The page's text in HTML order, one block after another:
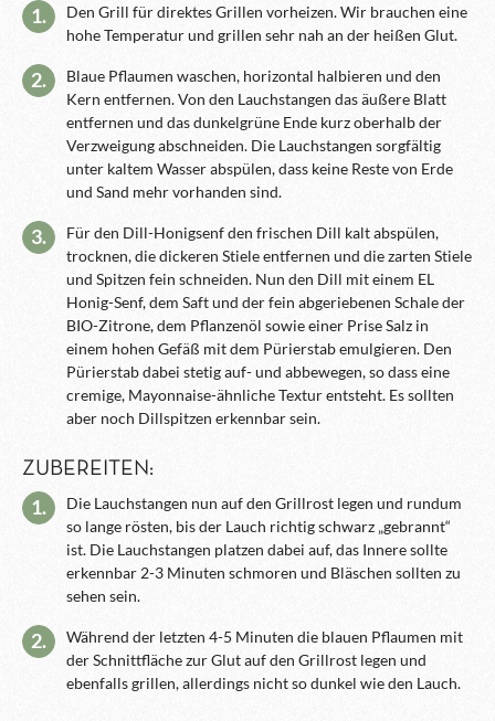
1.
Den Grill für direktes Grillen vorheizen. Wir brauchen eine
hohe Temperatur und grillen sehr nah an der heißen Glut.
2.
Blaue Pflaumen waschen, horizontal halbieren und den
Kern entfernen. Von den Lauchstangen das äußere Blatt
entfernen und das dunkelgrüne Ende kurz oberhalb der
Verzweigung abschneiden. Die Lauchstangen sorgfältig
unter kaltem Wasser abspülen, dass keine Reste von Erde
und Sand mehr vorhanden sind.
3.
Für den Dill-Honigsenf den frischen Dill kalt abspülen,
trocknen, die dickeren Stiele entfernen und die zarten Stiele
und Spitzen fein schneiden. Nun den Dill mit einem EL
Honig-Senf, dem Saft und der fein abgeriebenen Schale der
BIO-Zitrone, dem Pflanzenöl sowie einer Prise Salz in
einem hohen Gefäß mit dem Pürierstab emulgieren. Den
Pürierstab dabei stetig auf- und abbewegen, so dass eine
cremige, Mayonnaise-ähnliche Textur entsteht. Es sollten
aber noch Dillspitzen erkennbar sein.
ZUBEREITEN:
1.
Die Lauchstangen nun auf den Grillrost legen und rundum
so lange rösten, bis der Lauch richtig schwarz „gebrannt“
ist. Die Lauchstangen platzen dabei auf, das Innere sollte
erkennbar 2-3 Minuten schmoren und Bläschen sollten zu
sehen sein.
2.
Während der letzten 4-5 Minuten die blauen Pflaumen mit
der Schnittfläche zur Glut auf den Grillrost legen und
ebenfalls grillen, allerdings nicht so dunkel wie den Lauch.